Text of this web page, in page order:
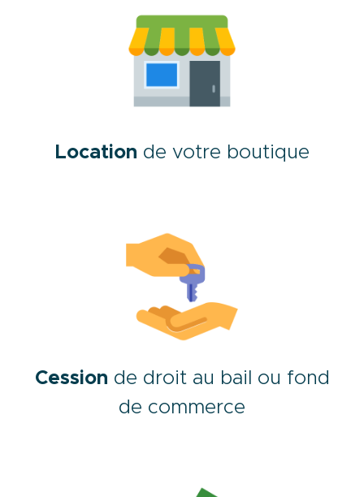
Location de votre boutique
Cession de droit au bail ou fond
de commerce